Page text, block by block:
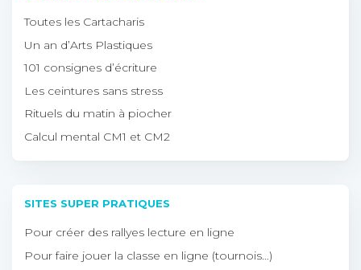
Toutes les Cartacharis
Un an d’Arts Plastiques
101 consignes d’écriture
Les ceintures sans stress
Rituels du matin à piocher
Calcul mental CM1 et CM2
SITES SUPER PRATIQUES
Pour créer des rallyes lecture en ligne
Pour faire jouer la classe en ligne (tournois…)